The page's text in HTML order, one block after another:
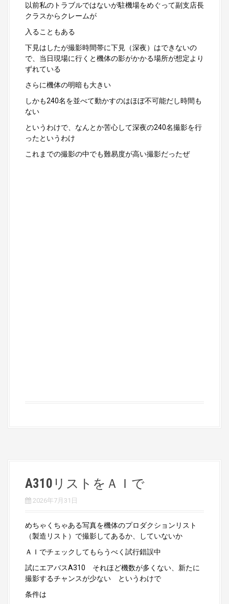
以前私のトラブルではないが駐機場をめぐって副支店長
クラスからクレームが
入ることもある
下見はしたが撮影時間帯に下見（深夜）はできないの
で、当日現場に行くと機体の影がかかる場所が想定より
ずれている
さらに機体の明暗も大きい
しかも240名を並べて動かすのはほぼ不可能だし時間も
ない
というわけで、なんとか苦心して深夜の240名撮影を行
ったというわけ
これまでの撮影の中でも難易度が高い撮影だったぜ
A310リストをＡＩで
2026年7月31日
めちゃくちゃある写真を機体のプロダクションリスト
（製造リスト）で撮影してあるか、していないか
ＡＩでチェックしてもらうべく試行錯誤中
試にエアバスA310 それほど機数が多くない、新たに
撮影するチャンスが少ない というわけで
条件は